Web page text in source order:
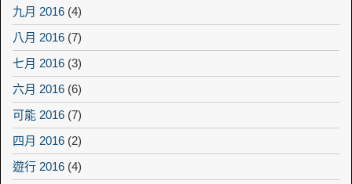
九月 2016 (4)
八月 2016 (7)
七月 2016 (3)
六月 2016 (6)
可能 2016 (7)
四月 2016 (2)
遊行 2016 (4)